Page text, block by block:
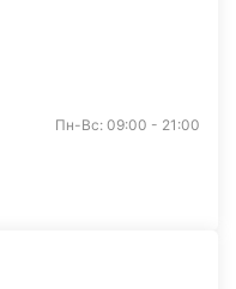
Пн-Вс: 09:00 - 21:00